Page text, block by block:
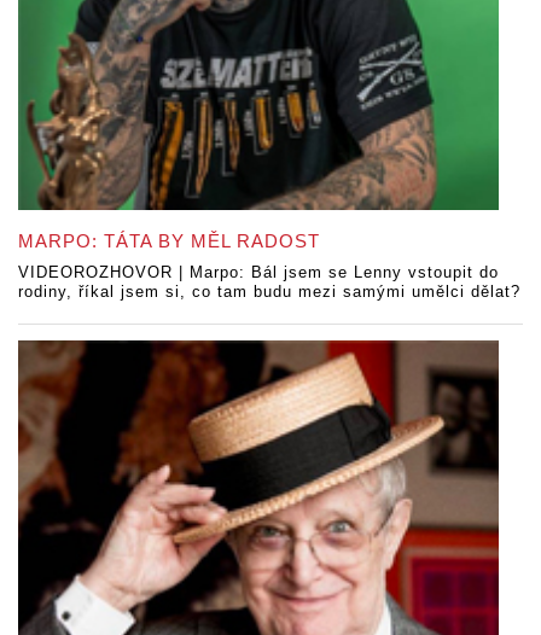
MARPO: TÁTA BY MĚL RADOST
VIDEOROZHOVOR | Marpo: Bál jsem se Lenny vstoupit do
rodiny, říkal jsem si, co tam budu mezi samými umělci dělat?